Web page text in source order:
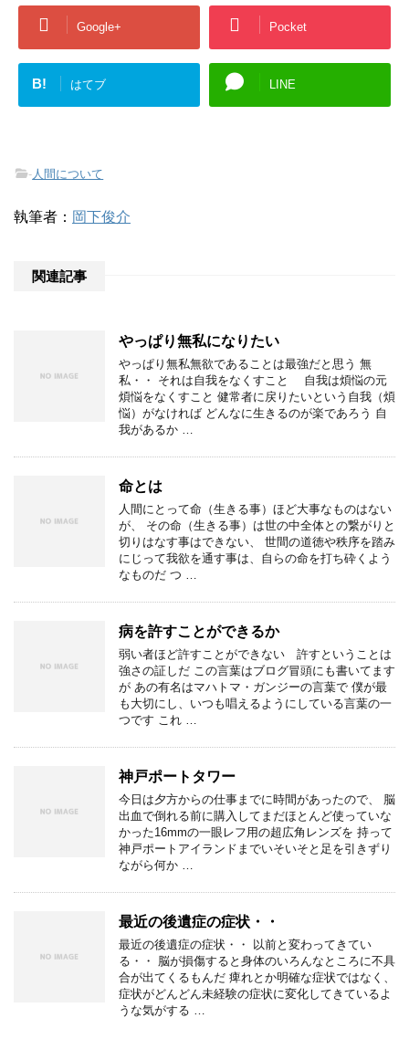
Google+ Pocket
B! はてブ LINE
- 人間について
執筆者： 岡下俊介
関連記事
やっぱり無私になりたい
やっぱり無私無欲であることは最強だと思う 無
私・・ それは自我をなくすこと 自我は煩悩の元
煩悩をなくすこと 健常者に戻りたいという自我（煩
悩）がなければ どんなに生きるのが楽であろう 自
我があるか …
命とは
人間にとって命（生きる事）ほど大事なものはない
が、 その命（生きる事）は世の中全体との繋がりと
切りはなす事はできない、 世間の道徳や秩序を踏み
にじって我欲を通す事は、自らの命を打ち砕くよう
なものだ つ …
病を許すことができるか
弱い者ほど許すことができない 許すということは
強さの証しだ この言葉はブログ冒頭にも書いてます
が あの有名はマハトマ・ガンジーの言葉で 僕が最
も大切にし、いつも唱えるようにしている言葉の一
つです これ …
神戸ポートタワー
今日は夕方からの仕事までに時間があったので、 脳
出血で倒れる前に購入してまだほとんど使っていな
かった16mmの一眼レフ用の超広角レンズを 持って
神戸ポートアイランドまでいそいそと足を引きずり
ながら何か …
最近の後遺症の症状・・
最近の後遺症の症状・・ 以前と変わってきてい
る・・ 脳が損傷すると身体のいろんなところに不具
合が出てくるもんだ 痺れとか明確な症状ではなく、
症状がどんどん未経験の症状に変化してきているよ
うな気がする …